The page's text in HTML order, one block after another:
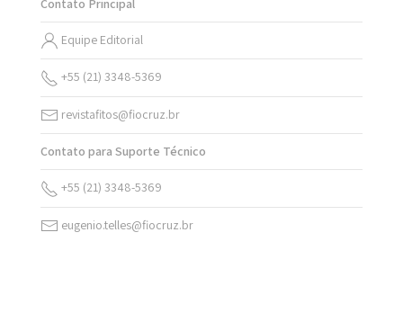
Equipe Editorial
+55 (21) 3348-5369
revistafitos@fiocruz.br
Contato para Suporte Técnico
+55 (21) 3348-5369
eugenio.telles@fiocruz.br